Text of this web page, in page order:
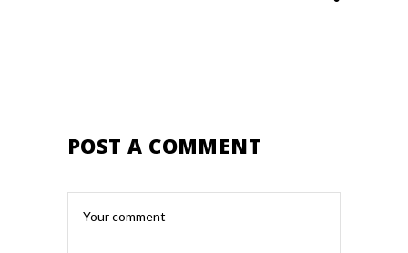
POST A COMMENT